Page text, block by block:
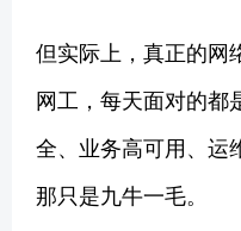
但实际上，真正的
网工，每天面对的都
全、业务高可用、运
那只是九牛一毛。